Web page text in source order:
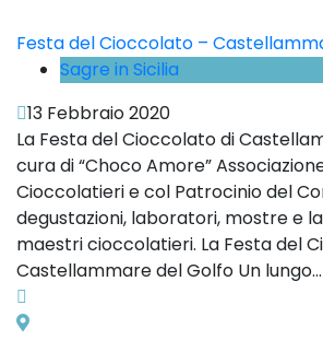
Festa del Cioccolato –
Sagre in Sicilia
13 Febbraio 2020
La Festa del Cioccolato di
cura di “Choco Amore”
Cioccolatieri e col Patrocinio del
degustazioni, laboratori, mostre e
maestri cioccolatieri. La Festa del
Castellammare del Golfo Un lungo...